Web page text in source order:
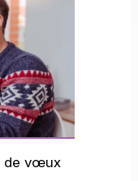
de vœux